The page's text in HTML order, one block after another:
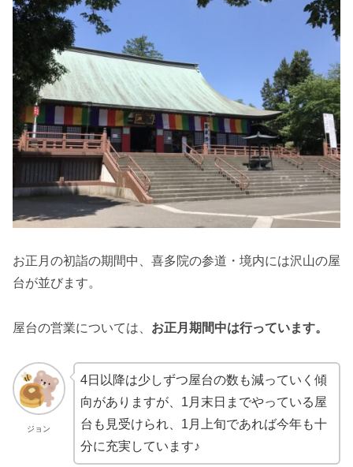
お正月の初詣の期間中、喜多院の参道・境内には沢山の屋
台が並びます。
屋台の営業については、 お正月期間中は行っています。
ジョン
4日以降は少しずつ屋台の数も減っていく傾
向がありますが、1月末日までやっている屋
台も見受けられ、1月上旬であれば今年も十
分に充実しています♪